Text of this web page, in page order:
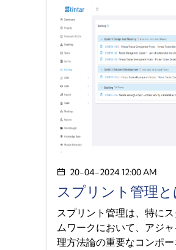
20-04-2024 12:00 AM
スプリント管理
スプリント管理は、特に
ムワークにおいて、アジ
理方法論の重要なコンポ